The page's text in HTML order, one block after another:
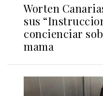
Worten
sus
concienciar
mama